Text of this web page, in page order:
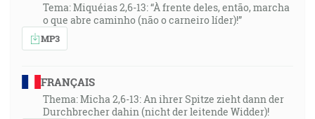
Tema: Miquéias 2,6-13: “À frente deles, então, marcha
o que abre caminho (não o carneiro líder)!”
MP3
FRANÇAIS
Thema: Micha 2,6-13: An ihrer Spitze zieht dann der
Durchbrecher dahin (nicht der leitende Widder)!